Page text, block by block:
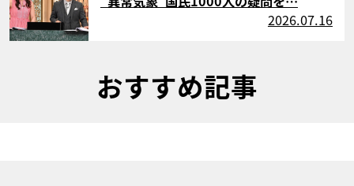
2026.07.16
おすすめ記事